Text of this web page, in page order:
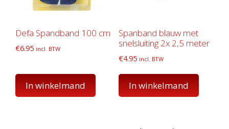
Defa Spandband 100 cm
€6.95 incl. BTW
In winkelmand
Spanband blauw met
snelsluiting 2x 2,5 meter
€4.95 incl. BTW
In winkelmand